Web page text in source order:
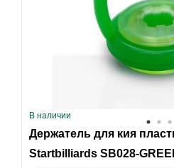
В наличии
Держатель для кия
Startbilliards SB028-